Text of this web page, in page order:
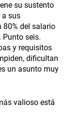
su sustento
a sus
80% del salario
seis.
y requisitos
dificultan
un asunto muy
valioso está